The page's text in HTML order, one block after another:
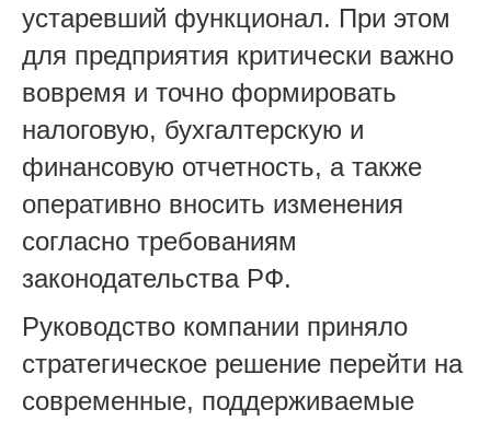
устаревший функционал. При этом
для предприятия критически важно
вовремя и точно формировать
налоговую, бухгалтерскую и
финансовую отчетность, а также
оперативно вносить изменения
согласно требованиям
законодательства РФ.
Руководство компании приняло
стратегическое решение перейти на
современные, поддерживаемые